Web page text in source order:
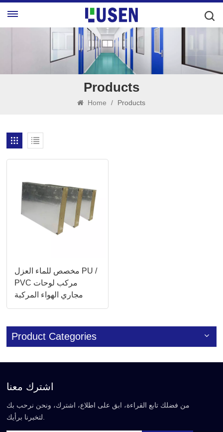
Products
Home / Products
مخصص للماء العزل PU /
PVC مركب لوحات
مجاري الهواء المركبة
Product Categories
اشترك معنا
من فضلك تابع القراءة، ابق على اطلاع، اشترك، ونحن نرحب بك
لتخبرنا برأيك.